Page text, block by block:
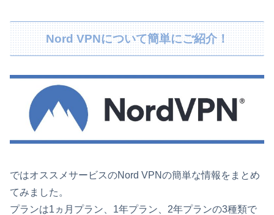
Nord VPNについて簡単にご紹介！
ではオススメサービスのNord VPNの簡単な情報をまとめ
てみました。
プランは1ヵ月プラン、1年プラン、2年プランの3種類で